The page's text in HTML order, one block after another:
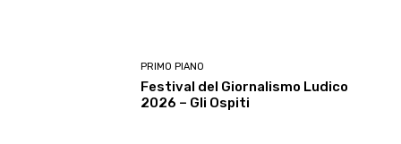
PRIMO PIANO
Festival del Giornalismo Ludico
2026 – Gli Ospiti